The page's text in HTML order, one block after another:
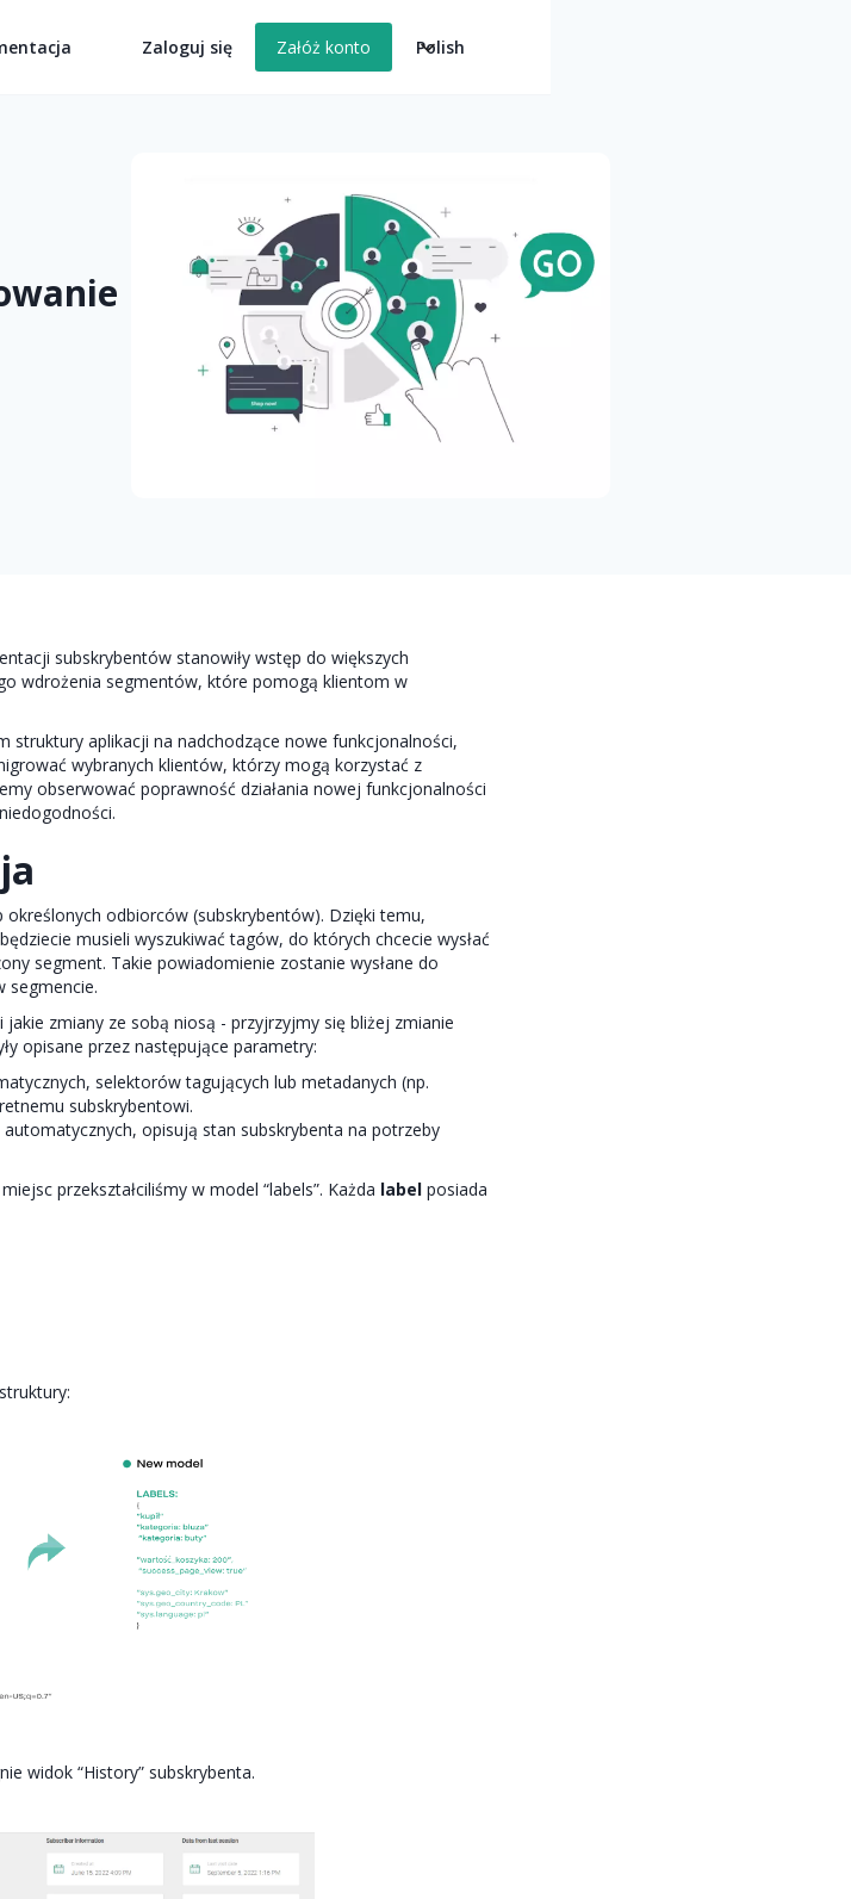
Zaloguj się Załóż konto Polish
subskrybentów stanowiły wstęp do większych
wdrożenia segmentów, które pomogą klientom w
struktury aplikacji na nadchodzące nowe funkcjonalności,
wybranych klientów, którzy mogą korzystać z
obserwować poprawność działania nowej funkcjonalności
niedogodności.
odbiorców (subskrybentów). Dzięki temu,
musieli wyszukiwać tagów, do których chcecie wysłać
segment. Takie powiadomienie zostanie wysłane do
segmencie.
zmiany ze sobą niosą - przyjrzyjmy się bliżej zmianie
opisane przez następujące parametry:
selektorów tagujących lub metadanych (np.
subskrybentowi.
opisują stan subskrybenta na potrzeby
przekształciliśmy w model “labels”. Każda label posiada
widok “History” subskrybenta.